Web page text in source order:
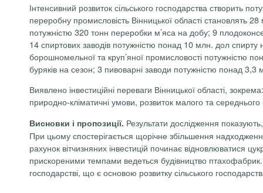
Інтенсивний розвиток сільського господарства створить
переробну промисловість Вінницької області становлять
потужністю 320 тонн переробки м’яса на добу; 9
14 спиртових заводів потужністю понад 10 млн. долспирту
борошномельної та круп’яної промисловості потужністю
буряків на сезон; 3 пивоварні заводи потужністю понад
Виявлено інвестиційні переваги Вінницької області,
природно-кліматичні умови, розвиток малого та
Висновки і пропозиції. Результати дослідження
При цьому спостерігається щорічне збільшення
рахунок вітчизняних інвестицій починає відновлюватися
прискореними темпами ведеться будівництво птахофабрик.
господарстві, що є основою розвитку сільського